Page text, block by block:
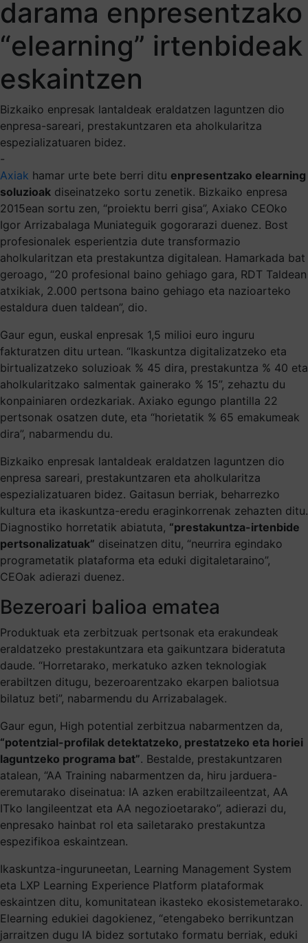
darama enpresentzako
“elearning” irtenbideak
eskaintzen
Bizkaiko enpresak lantaldeak eraldatzen laguntzen dio
enpresa-sareari, prestakuntzaren eta aholkularitza
espezializatuaren bidez.
-
Axiak hamar urte bete berri ditu enpresentzako elearning
soluzioak diseinatzeko sortu zenetik. Bizkaiko enpresa
2015ean sortu zen, “proiektu berri gisa”, Axiako CEOko
Igor Arrizabalaga Muniateguik gogorarazi duenez. Bost
profesionalek esperientzia dute transformazio
aholkularitzan eta prestakuntza digitalean. Hamarkada bat
geroago, “20 profesional baino gehiago gara, RDT Taldean
atxikiak, 2.000 pertsona baino gehiago eta nazioarteko
estaldura duen taldean”, dio.
Gaur egun, euskal enpresak 1,5 milioi euro inguru
fakturatzen ditu urtean. “Ikaskuntza digitalizatzeko eta
birtualizatzeko soluzioak % 45 dira, prestakuntza % 40 eta
aholkularitzako salmentak gainerako % 15”, zehaztu du
konpainiaren ordezkariak. Axiako egungo plantilla 22
pertsonak osatzen dute, eta “horietatik % 65 emakumeak
dira”, nabarmendu du.
Bizkaiko enpresak lantaldeak eraldatzen laguntzen dio
enpresa sareari, prestakuntzaren eta aholkularitza
espezializatuaren bidez. Gaitasun berriak, beharrezko
kultura eta ikaskuntza-eredu eraginkorrenak zehazten ditu.
Diagnostiko horretatik abiatuta, “prestakuntza-irtenbide
pertsonalizatuak” diseinatzen ditu, “neurrira egindako
programetatik plataforma eta eduki digitaletaraino”,
CEOak adierazi duenez.
Bezeroari balioa ematea
Produktuak eta zerbitzuak pertsonak eta erakundeak
eraldatzeko prestakuntzara eta gaikuntzara bideratuta
daude. “Horretarako, merkatuko azken teknologiak
erabiltzen ditugu, bezeroarentzako ekarpen baliotsua
bilatuz beti”, nabarmendu du Arrizabalagek.
Gaur egun, High potential zerbitzua nabarmentzen da,
“potentzial-profilak detektatzeko, prestatzeko eta horiei
laguntzeko programa bat”. Bestalde, prestakuntzaren
atalean, “AA Training nabarmentzen da, hiru jarduera-
eremutarako diseinatua: IA azken erabiltzaileentzat, AA
ITko langileentzat eta AA negozioetarako”, adierazi du,
enpresako hainbat rol eta sailetarako prestakuntza
espezifikoa eskaintzean.
Ikaskuntza-inguruneetan, Learning Management System
eta LXP Learning Experience Platform plataformak
eskaintzen ditu, komunitatean ikasteko ekosistemetarako.
Elearning edukiei dagokienez, “etengabeko berrikuntzan
jarraitzen dugu IA bidez sortutako formatu berriak, eduki